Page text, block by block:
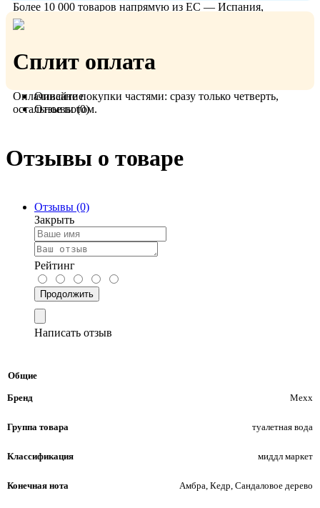
Более 10 000 товаров напрямую из ЕС — Испания,
Польша, Германия.
Сплит оплата
Оплачивайте покупки частями: сразу только четверть,
остальное потом.
Описание
Отзывы (0)
Отзывы о товаре
Отзывы (0)
Закрыть
Рейтинг
Продолжить
Написать отзыв
Общие
Бренд Mexx
Группа товара туалетная вода
Классификация миддл маркет
Конечная нота Амбра, Кедр, Сандаловое дерево